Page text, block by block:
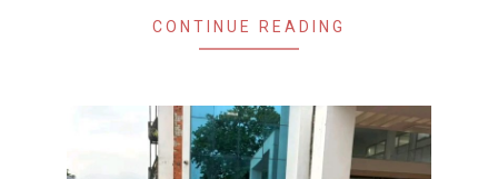
CONTINUE READING